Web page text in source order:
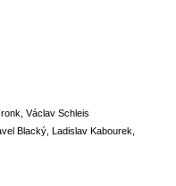
Václav Schleis
Blacký, Ladislav Kabourek,